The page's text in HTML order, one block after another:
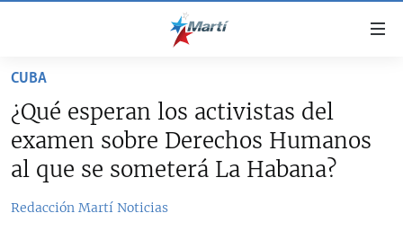
accesibilidad
contenido
principal
CUBA
ESTADOS UNIDOS
CUBA
¿Qué esperan los activistas del
examen sobre Derechos Humanos
al que se someterá La Habana?
Redacción Martí Noticias